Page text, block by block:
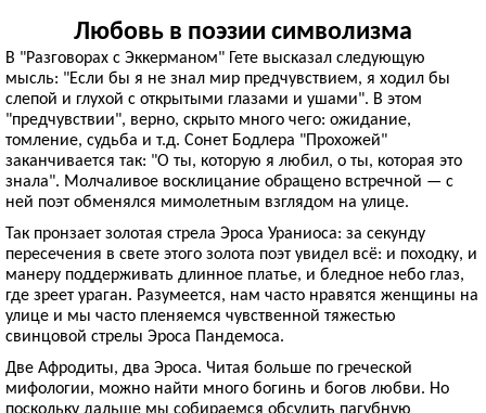
Любовь в поэзии символизма
В "Разговорах с Эккерманом" Гете высказал следующую
мысль: "Если бы я не знал мир предчувствием, я ходил бы
слепой и глухой с открытыми глазами и ушами". В этом
"предчувствии", верно, скрыто много чего: ожидание,
томление, судьба и т.д. Сонет Бодлера "Прохожей"
заканчивается так: "О ты, которую я любил, о ты, которая это
знала". Молчаливое восклицание обращено встречной — с
ней поэт обменялся мимолетным взглядом на улице.
Так пронзает золотая стрела Эроса Ураниоса: за секунду
пересечения в свете этого золота поэт увидел всё: и походку, и
манеру поддерживать длинное платье, и бледное небо глаз,
где зреет ураган. Разумеется, нам часто нравятся женщины на
улице и мы часто пленяемся чувственной тяжестью
свинцовой стрелы Эроса Пандемоса.
Две Афродиты, два Эроса. Читая больше по греческой
мифологии, можно найти много богинь и богов любви. Но
поскольку дальше мы собираемся обсудить пагубную